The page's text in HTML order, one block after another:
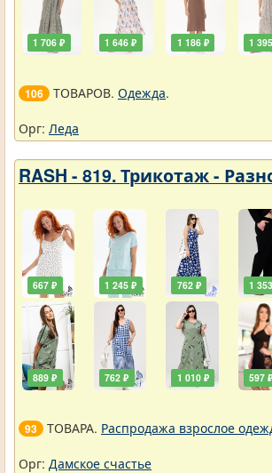
1 706 ₽ 1 646 ₽ 1 186 ₽ 1
106 ТОВАРОВ. Одежда.
Орг: Леда
RASH - 819. Трикотаж -
667 ₽
889 ₽
1 245 ₽
762 ₽
762 ₽
1 010 ₽
1
597 ₽
93 ТОВАРА. Распродажа взрослое
Орг: Дамское счастье